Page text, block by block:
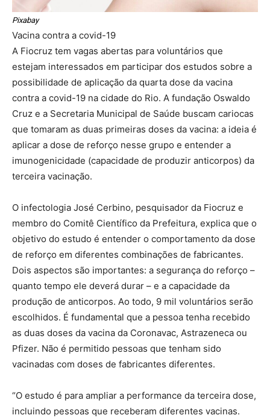
Pixabay
Vacina contra a covid-19
A Fiocruz tem vagas abertas para voluntários que
estejam interessados em participar dos estudos sobre a
possibilidade de aplicação da quarta dose da vacina
contra a covid-19 na cidade do Rio. A fundação Oswaldo
Cruz e a Secretaria Municipal de Saúde buscam cariocas
que tomaram as duas primeiras doses da vacina: a ideia é
aplicar a dose de reforço nesse grupo e entender a
imunogenicidade (capacidade de produzir anticorpos) da
terceira vacinação.
O infectologia José Cerbino, pesquisador da Fiocruz e
membro do Comitê Científico da Prefeitura, explica que o
objetivo do estudo é entender o comportamento da dose
de reforço em diferentes combinações de fabricantes.
Dois aspectos são importantes: a segurança do reforço –
quanto tempo ele deverá durar – e a capacidade da
produção de anticorpos. Ao todo, 9 mil voluntários serão
escolhidos. É fundamental que a pessoa tenha recebido
as duas doses da vacina da Coronavac, Astrazeneca ou
Pfizer. Não é permitido pessoas que tenham sido
vacinadas com doses de fabricantes diferentes.
“O estudo é para ampliar a performance da terceira dose,
incluindo pessoas que receberam diferentes vacinas.